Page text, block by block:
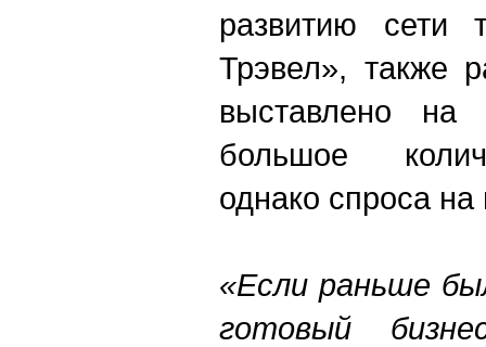
развитию сети
Трэвел», также
выставлено на
большое
однако спроса на
«Если раньше
готовый